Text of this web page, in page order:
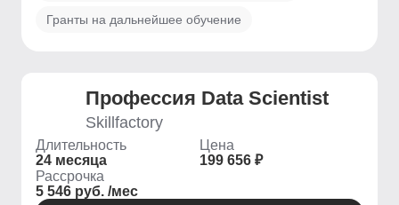
Гранты на дальнейшее обучение
Профессия Data Scientist
Skillfactory
Длительность
24 месяца
Цена
199 656 ₽
Рассрочка
5 546 руб. /мес